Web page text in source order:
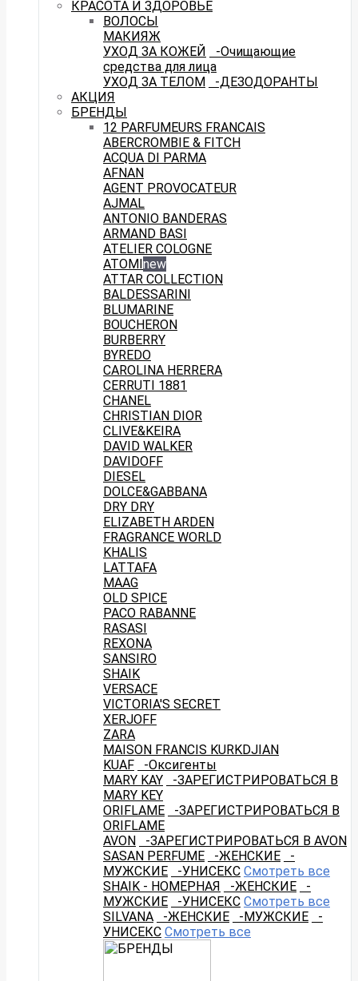
КРАСОТА И ЗДОРОВЬЕ
ВОЛОСЫ
МАКИЯЖ
УХОД ЗА КОЖЕЙ
-Очищающие
средства для лица
УХОД ЗА ТЕЛОМ
-ДЕЗОДОРАНТЫ
АКЦИЯ
БРЕНДЫ
12 PARFUMEURS FRANCAIS
ABERCROMBIE & FITCH
ACQUA DI PARMA
AFNAN
AGENT PROVOCATEUR
AJMAL
ANTONIO BANDERAS
ARMAND BASI
ATELIER COLOGNE
ATOMI new
ATTAR COLLECTION
BALDESSARINI
BLUMARINE
BOUCHERON
BURBERRY
BYREDO
CAROLINA HERRERA
CERRUTI 1881
CHANEL
CHRISTIAN DIOR
CLIVE&KEIRA
DAVID WALKER
DAVIDOFF
DIESEL
DOLCE&GABBANA
DRY DRY
ELIZABETH ARDEN
FRAGRANCE WORLD
KHALIS
LATTAFA
MAAG
OLD SPICE
PACO RABANNE
RASASI
REXONA
SANSIRO
SHAIK
VERSACE
VICTORIA'S SECRET
XERJOFF
ZARA
MAISON FRANCIS KURKDJIAN
KUAF
-Оксигенты
MARY KAY
-ЗАРЕГИСТРИРОВАТЬСЯ В
MARY KEY
ORIFLAME
-ЗАРЕГИСТРИРОВАТЬСЯ В
ORIFLAME
AVON
-ЗАРЕГИСТРИРОВАТЬСЯ В AVON
SASAN PERFUME
-ЖЕНСКИЕ
-
МУЖСКИЕ
-УНИСЕКС Смотреть все
SHAIK - НОМЕРНАЯ
-ЖЕНСКИЕ
-
МУЖСКИЕ
-УНИСЕКС Смотреть все
SILVANA
-ЖЕНСКИЕ -МУЖСКИЕ
-
УНИСЕКС Смотреть все